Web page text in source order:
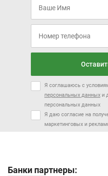
Я соглашаюсь с
персональных данных и
персональных данных
Я даю согласие на
маркетинговых и
Банки партнеры: